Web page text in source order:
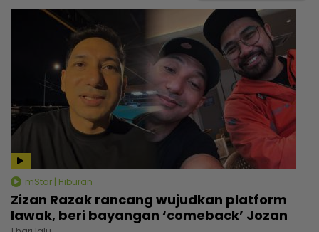
mStar | Hiburan
Zizan Razak rancang wujudkan platform
lawak, beri bayangan ‘comeback’ Jozan